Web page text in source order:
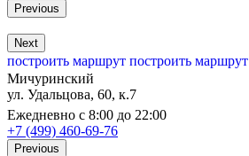
Previous
Next
построить маршрут построить маршрут
Мичуринский
ул. Удальцова, 60, к.7
Ежедневно с 8:00 до 22:00
+7 (499) 460-69-76
Previous